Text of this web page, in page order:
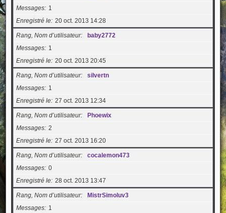
Messages
1
Enregistré le 20 oct. 2013 14:28
Rang, Nom d’utilisateur
baby2772
Messages
1
Enregistré le 20 oct. 2013 20:45
Rang, Nom d’utilisateur
silvertn
Messages
1
Enregistré le 27 oct. 2013 12:34
Rang, Nom d’utilisateur
Phoewix
Messages 2
Enregistré le 27 oct. 2013 16:20
Rang, Nom d’utilisateur
cocalemon473
Messages 0
Enregistré le 28 oct. 2013 13:47
Rang, Nom d’utilisateur
MistrSimoluv3
Messages
1